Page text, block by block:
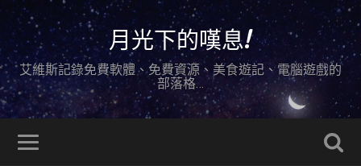
月光下的嘆息!
艾維斯記錄免費軟體、免費資源、美食遊記、電腦遊戲的
部落格…